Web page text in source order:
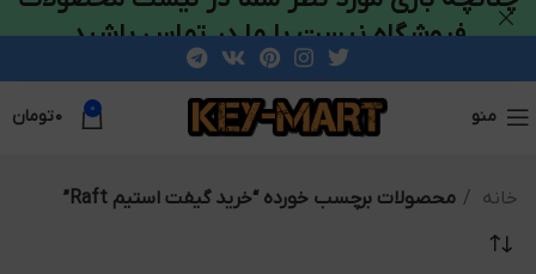
منو 0 ۰تومان
خانه محصولات برچسب خورده “خرید گیفت استیم Raft”
فروشگاه نیست با ما در تماس باشید